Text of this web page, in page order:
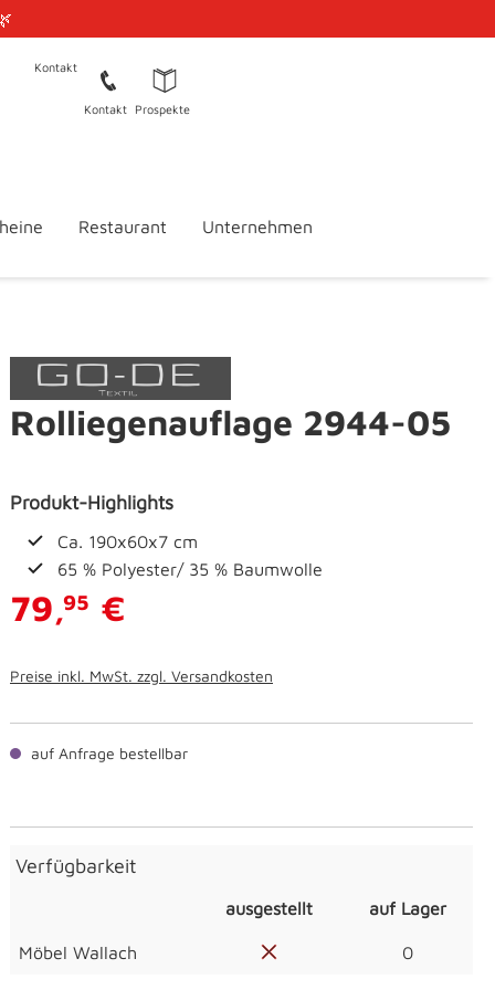
Kontakt
Kontakt Prospekte
Restaurant Unternehmen
Rolliegenauflage 2944-05
Produkt-Highlights
Ca. 190x60x7 cm
65 % Polyester/ 35 % Baumwolle
79,95 €
Preise inkl. MwSt. zzgl. Versandkosten
auf Anfrage bestellbar
Verfügbarkeit
ausgestellt auf Lager
Möbel Wallach 0